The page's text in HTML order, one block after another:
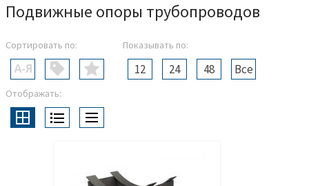
Подвижные опоры трубопроводов
Сортировать по: Показывать по:
12 24 48 Все
Отображать: